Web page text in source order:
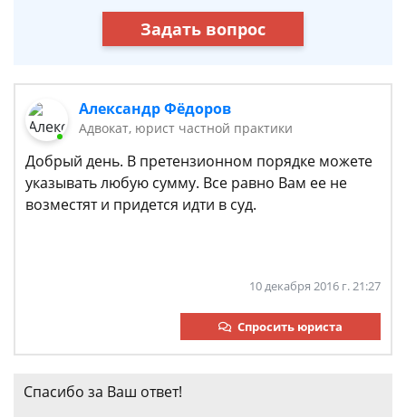
Задать вопрос
Александр Фёдоров
Адвокат, юрист частной практики
Добрый день. В претензионном порядке можете
указывать любую сумму. Все равно Вам ее не
возместят и придется идти в суд.
10 декабря 2016 г. 21:27
Спросить юриста
Спасибо за Ваш ответ!